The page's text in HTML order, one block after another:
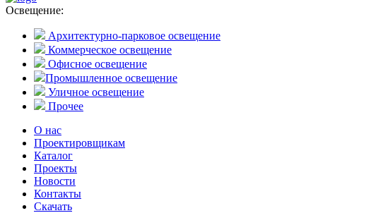
Освещение:
Архитектурно-парковое освещение
Коммерческое освещение
Офисное освещение
Промышленное освещение
Уличное освещение
Прочее
О нас
Проектировщикам
Каталог
Проекты
Новости
Контакты
Скачать